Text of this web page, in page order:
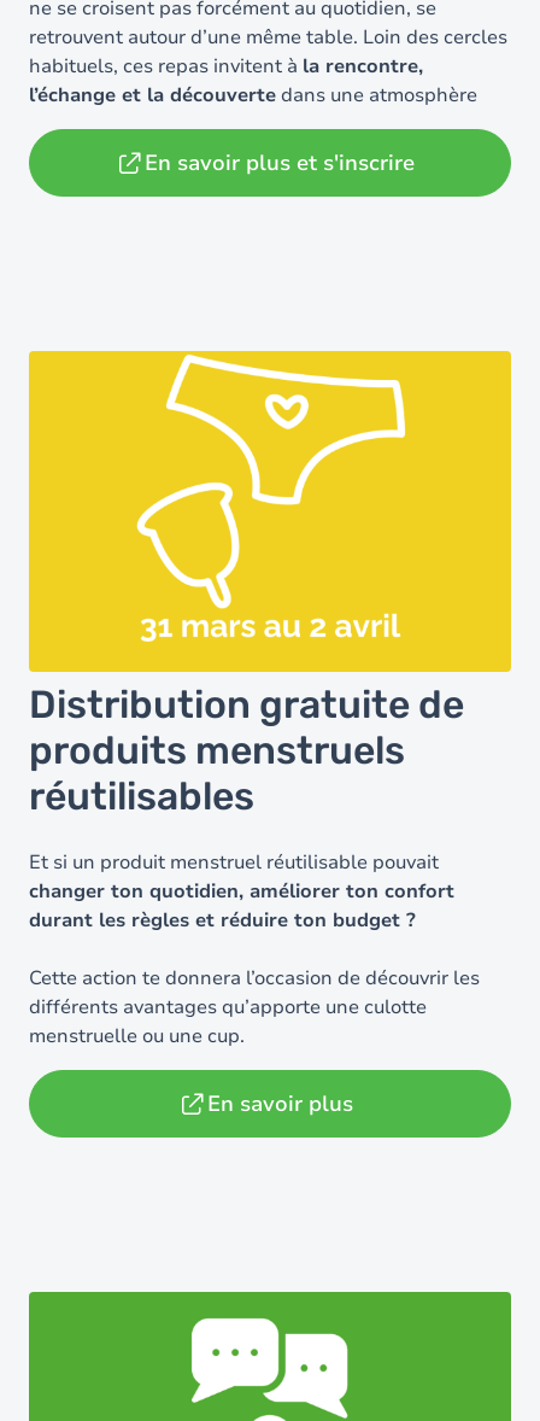
ne se croisent pas forcément au quotidien, se
retrouvent autour d’une même table. Loin des cercles
habituels, ces repas invitent à la rencontre,
l’échange et la découverte dans une atmosphère
chaleureuse et bienveillante.
En savoir plus et s'inscrire
Distribution gratuite de
produits menstruels
réutilisables
Et si un produit menstruel réutilisable pouvait
changer ton quotidien, améliorer ton confort
durant les règles et réduire ton budget ?
Cette action te donnera l’occasion de découvrir les
différents avantages qu’apporte une culotte
menstruelle ou une cup.
En savoir plus